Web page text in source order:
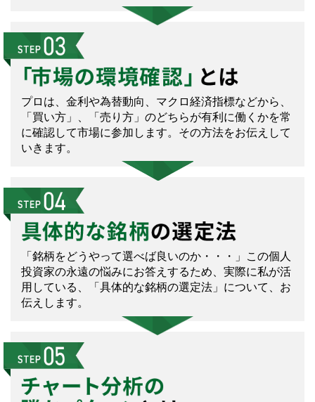
プロは、金利や為替動向、マクロ経済指標などから、
「買い方」、「売り方」のどちらが有利に働くかを常
に確認して市場に参加します。その方法をお伝えして
いきます。
「銘柄をどうやって選べば良いのか・・・」この個人
投資家の永遠の悩みにお答えするため、実際に私が活
用している、「具体的な銘柄の選定法」について、お
伝えします。